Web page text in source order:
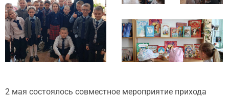
2 мая состоялось совместное мероприятие прихода